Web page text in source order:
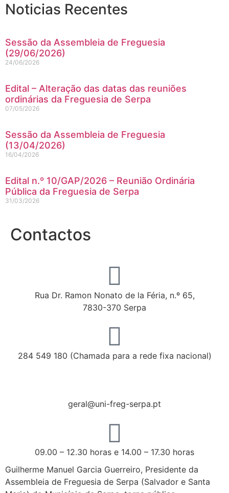
Noticias Recentes
Sessão da Assembleia de Freguesia
(29/06/2026)
24/06/2026
Edital – Alteração das datas das reuniões
ordinárias da Freguesia de Serpa
07/05/2026
Sessão da Assembleia de Freguesia
(13/04/2026)
16/04/2026
Edital n.º 10/GAP/2026 – Reunião Ordinária
Pública da Freguesia de Serpa
31/03/2026
Contactos
Rua Dr. Ramon Nonato de la Féria, n.º 65,
7830-370 Serpa
284 549 180 (Chamada para a rede fixa nacional)
geral@uni-freg-serpa.pt
09.00 – 12.30 horas e 14.00 – 17.30 horas
Guilherme Manuel Garcia Guerreiro, Presidente da
Assembleia de Freguesia de Serpa (Salvador e Santa